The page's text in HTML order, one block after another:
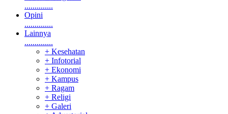
..............
Opini
..............
Lainnya
..............
+ Kesehatan
+ Infotorial
+ Ekonomi
+ Kampus
+ Ragam
+ Religi
+ Galeri